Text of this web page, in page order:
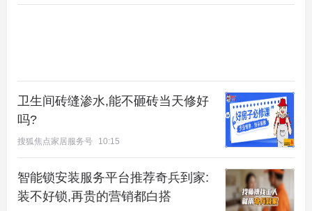
报表中可以分析出房企的经营状况。
但是普通购房者很难去读开发商年报，也无从得知房
卫生间砖缝渗水,能不砸砖当天修好
吗?
搜狐焦点家居服务号 10:15
智能锁安装服务平台推荐奇兵到家:
装不好锁,再贵的营销都白搭